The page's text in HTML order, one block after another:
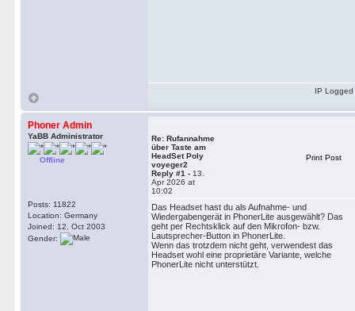
IP Logged
Phoner Admin
YaBB Administrator
Offline
Posts: 11822
Location: Germany
Joined: 12. Oct 2003
Gender:
Re: Rufannahme
über Taste am
HeadSet Poly
voyeger2
Reply #1 - 13.
Apr 2026 at
10:02
Print Post
Das Headset hast du als Aufnahme- und
Wiedergabengerät in PhonerLite ausgewählt? Das
geht per Rechtsklick auf den Mikrofon- bzw.
Lautsprecher-Button in PhonerLite.
Wenn das trotzdem nicht geht, verwendest das
Headset wohl eine proprietäre Variante, welche
PhonerLite nicht unterstützt.